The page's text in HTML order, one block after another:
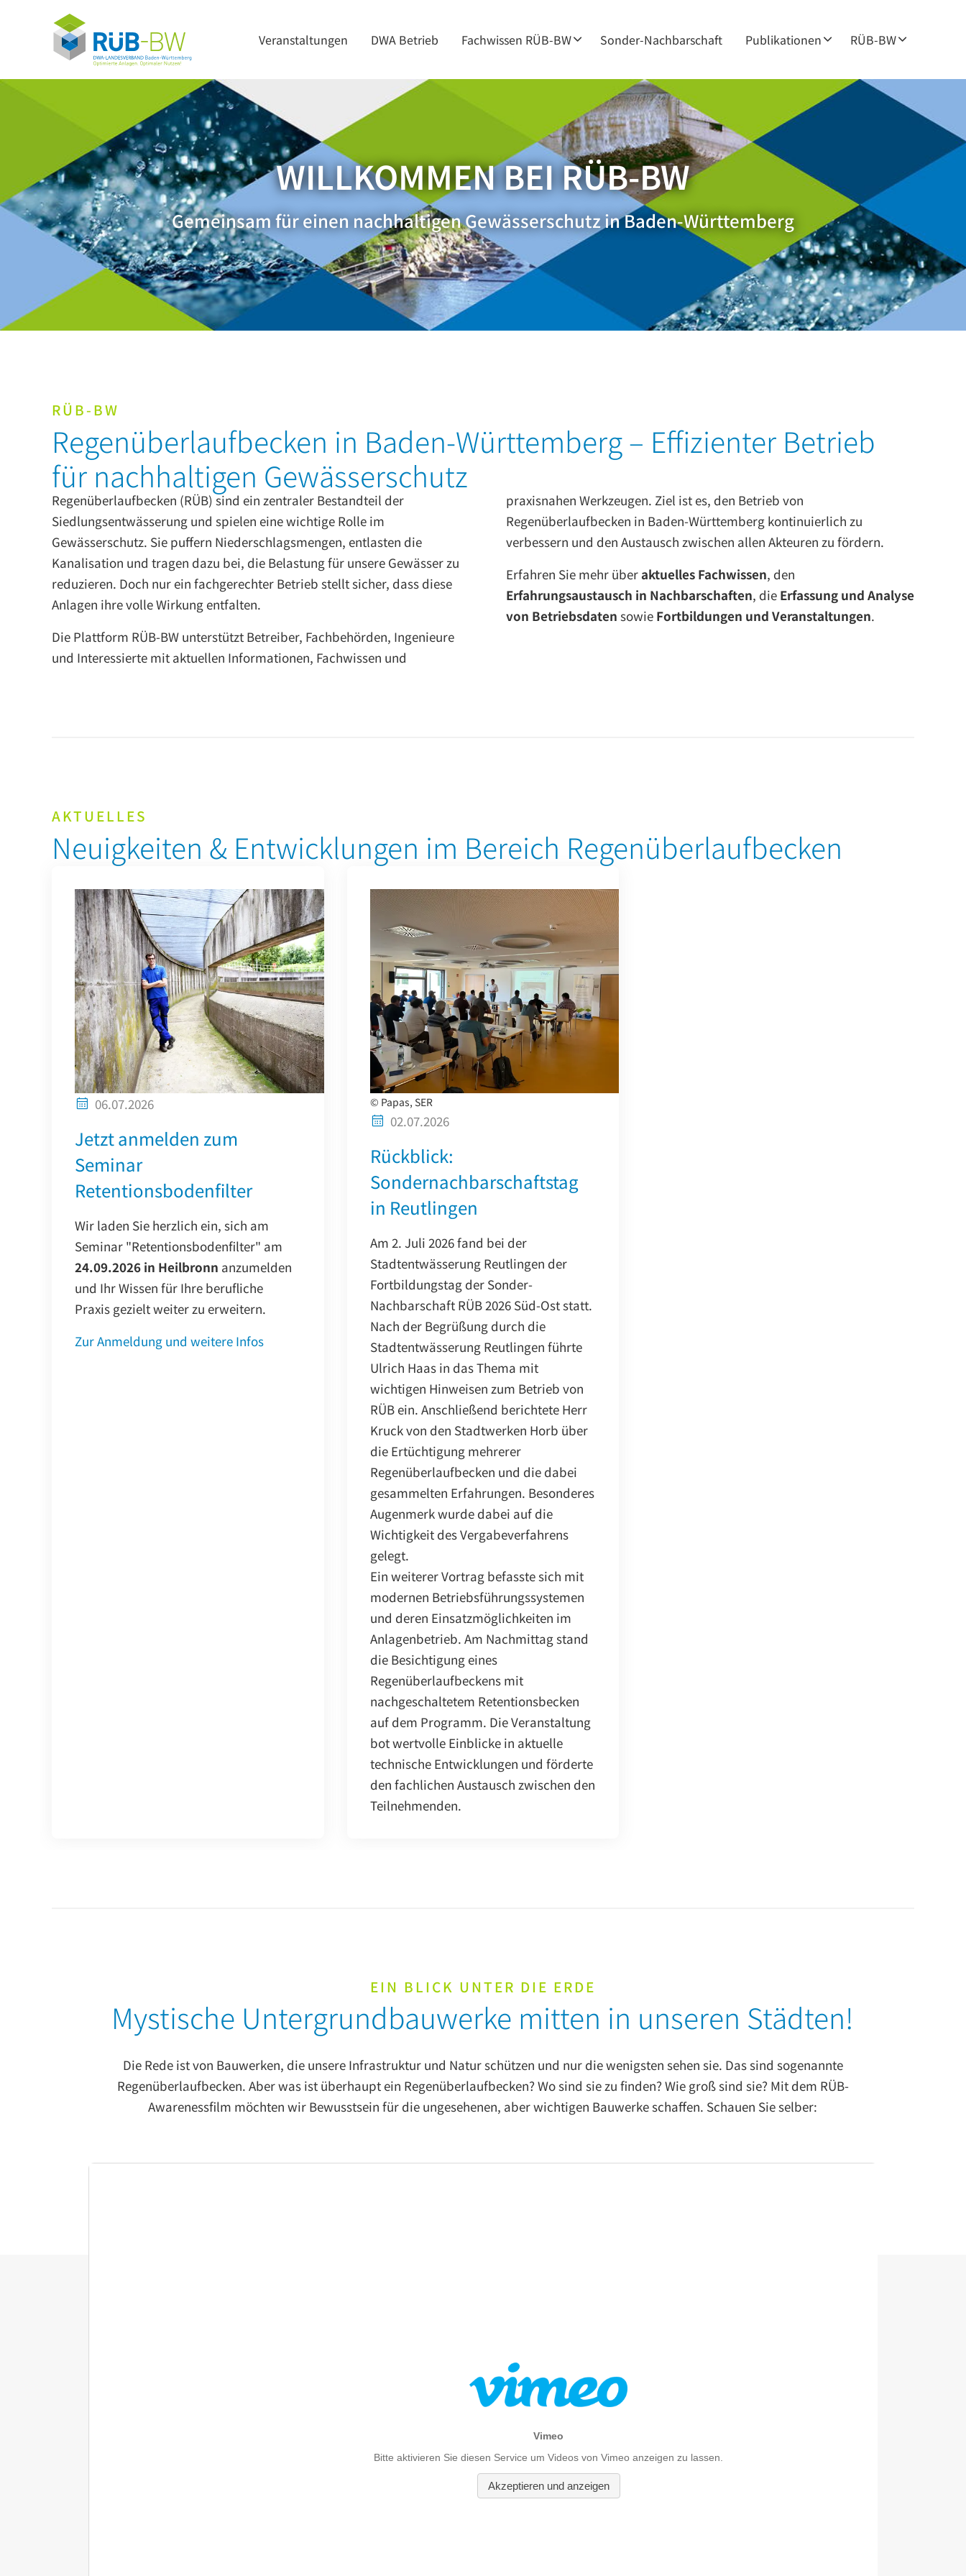
Veranstaltungen DWA Betrieb Fachwissen RÜB-BW Sonder-Nachbarschaft Publikationen RÜB-BW
WILLKOMMEN BEI RÜB-BW
Gemeinsam für einen nachhaltigen Gewässerschutz in Baden-Württemberg
RÜB-BW
Regenüberlaufbecken in Baden-Württemberg – Effizienter Betrieb
für nachhaltigen Gewässerschutz
Regenüberlaufbecken (RÜB) sind ein zentraler Bestandteil der
Siedlungsentwässerung und spielen eine wichtige Rolle im
Gewässerschutz. Sie puffern Niederschlagsmengen, entlasten die
Kanalisation und tragen dazu bei, die Belastung für unsere Gewässer zu
reduzieren. Doch nur ein fachgerechter Betrieb stellt sicher, dass diese
Anlagen ihre volle Wirkung entfalten.
Die Plattform RÜB-BW unterstützt Betreiber, Fachbehörden, Ingenieure
und Interessierte mit aktuellen Informationen, Fachwissen und
praxisnahen Werkzeugen. Ziel ist es, den Betrieb von
Regenüberlaufbecken in Baden-Württemberg kontinuierlich zu
verbessern und den Austausch zwischen allen Akteuren zu fördern.
Erfahren Sie mehr überaktuelles Fachwissen, den
Erfahrungsaustausch in Nachbarschaften, die Erfassung und Analyse
von Betriebsdaten sowie Fortbildungen und Veranstaltungen.
AKTUELLES
Neuigkeiten & Entwicklungen im Bereich Regenüberlaufbecken
06.07.2026
Jetzt anmelden zum
Seminar
Retentionsbodenfilter
Wir laden Sie herzlich ein, sich am
Seminar "Retentionsbodenfilter" am
24.09.2026 in Heilbronn anzumelden
und Ihr Wissen für Ihre berufliche
Praxis gezielt weiter zu erweitern.
Zur Anmeldung und weitere Infos
© Papas, SER
02.07.2026
Rückblick:
Sondernachbarschaftstag
in Reutlingen
Am 2. Juli 2026 fand bei der
Stadtentwässerung Reutlingen der
Fortbildungstag der Sonder-
Nachbarschaft RÜB 2026 Süd-Ost statt.
Nach der Begrüßung durch die
Stadtentwässerung Reutlingen führte
Ulrich Haas in das Thema mit
wichtigen Hinweisen zum Betrieb von
RÜB ein. Anschließend berichtete Herr
Kruck von den Stadtwerken Horb über
die Ertüchtigung mehrerer
Regenüberlaufbecken und die dabei
gesammelten Erfahrungen. Besonderes
Augenmerk wurde dabei auf die
Wichtigkeit des Vergabeverfahrens
gelegt.
Ein weiterer Vortrag befasste sich mit
modernen Betriebsführungssystemen
und deren Einsatzmöglichkeiten im
Anlagenbetrieb. Am Nachmittag stand
die Besichtigung eines
Regenüberlaufbeckens mit
nachgeschaltetem Retentionsbecken
auf dem Programm. Die Veranstaltung
bot wertvolle Einblicke in aktuelle
technische Entwicklungen und förderte
den fachlichen Austausch zwischen den
Teilnehmenden.
EIN BLICK UNTER DIE ERDE
Mystische Untergrundbauwerke mitten in unseren Städten!
Die Rede ist von Bauwerken, die unsere Infrastruktur und Natur schützen und nur die wenigsten sehen sie. Das sind sogenannte
Regenüberlaufbecken. Aber was ist überhaupt ein Regenüberlaufbecken? Wo sind sie zu finden? Wie groß sind sie? Mit dem RÜB-
Awarenessfilm möchten wir Bewusstsein für die ungesehenen, aber wichtigen Bauwerke schaffen. Schauen Sie selber: